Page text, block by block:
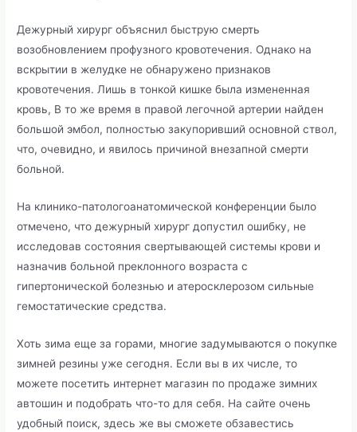
Дежурный хирург объяснил быструю смерть
возобновлением профузного кровотечения. Однако на
вскрытии в желудке не обнаружено признаков
кровотечения. Лишь в тонкой кишке была измененная
кровь, В то же время в правой легочной артерии найден
большой эмбол, полностью закупоривший основной ствол,
что, очевидно, и явилось причиной внезапной смерти
больной.
На клинико-патологоанатомической конференции было
отмечено, что дежурный хирург допустил ошибку, не
исследовав состояния свертывающей системы крови и
назначив больной преклонного возраста с
гипертонической болезнью и атеросклерозом сильные
гемостатические средства.
Хоть зима еще за горами, многие задумываются о покупке
зимней резины уже сегодня. Если вы в их числе, то
можете посетить интернет магазин по продаже зимних
автошин и подобрать что-то для себя. На сайте очень
удобный поиск, здесь же вы сможете обзавестись